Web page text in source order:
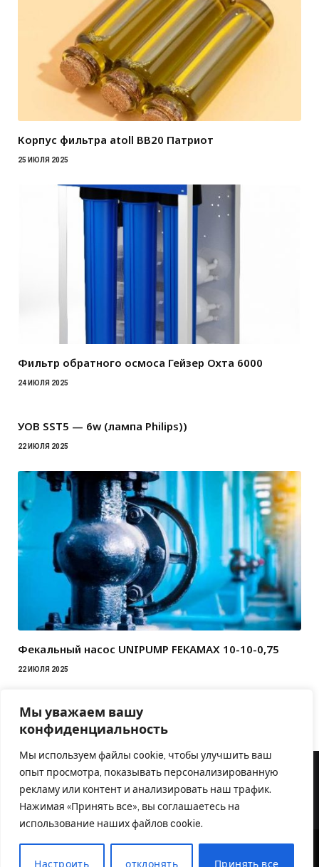
Мы уважаем вашу
конфиденциальность
Мы используем файлы cookie, чтобы улучшить ваш
опыт просмотра, показывать персонализированную
рекламу или контент и анализировать наш трафик.
Нажимая «Принять все», вы соглашаетесь на
использование наших файлов cookie.
Настроить отклонять Принять все
Корпус фильтра atoll BB20 Патриот
25 ИЮЛЯ 2025
Фильтр обратного осмоса Гейзер Охта 6000
24 ИЮЛЯ 2025
УОВ SST5 — 6w (лампа Philips))
22 ИЮЛЯ 2025
Фекальный насос UNIPUMP FEKAMAX 10-10-0,75
22 ИЮЛЯ 2025
© 2026 Аква Оборудование. Официальный партнер inzton.ru